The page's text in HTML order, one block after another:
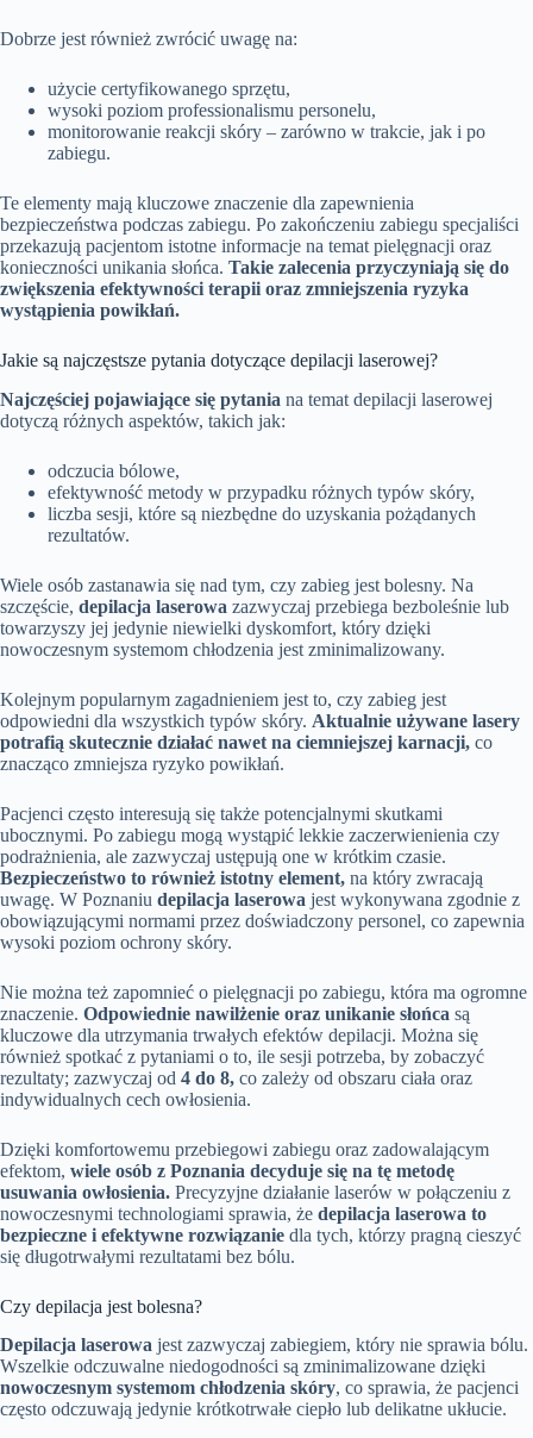
Dobrze jest również zwrócić uwagę na:
użycie certyfikowanego sprzętu,
wysoki poziom professionalismu personelu,
monitorowanie reakcji skóry – zarówno w trakcie, jak i po
zabiegu.
Te elementy mają kluczowe znaczenie dla zapewnienia
bezpieczeństwa podczas zabiegu. Po zakończeniu zabiegu specjaliści
przekazują pacjentom istotne informacje na temat pielęgnacji oraz
konieczności unikania słońca. Takie zalecenia przyczyniają się do
zwiększenia efektywności terapii oraz zmniejszenia ryzyka
wystąpienia powikłań.
Jakie są najczęstsze pytania dotyczące depilacji laserowej?
Najczęściej pojawiające się pytania na temat depilacji laserowej
dotyczą różnych aspektów, takich jak:
odczucia bólowe,
efektywność metody w przypadku różnych typów skóry,
liczba sesji, które są niezbędne do uzyskania pożądanych
rezultatów.
Wiele osób zastanawia się nad tym, czy zabieg jest bolesny. Na
szczęście, depilacja laserowa zazwyczaj przebiega bezboleśnie lub
towarzyszy jej jedynie niewielki dyskomfort, który dzięki
nowoczesnym systemom chłodzenia jest zminimalizowany.
Kolejnym popularnym zagadnieniem jest to, czy zabieg jest
odpowiedni dla wszystkich typów skóry. Aktualnie używane lasery
potrafią skutecznie działać nawet na ciemniejszej karnacji, co
znacząco zmniejsza ryzyko powikłań.
Pacjenci często interesują się także potencjalnymi skutkami
ubocznymi. Po zabiegu mogą wystąpić lekkie zaczerwienienia czy
podrażnienia, ale zazwyczaj ustępują one w krótkim czasie.
Bezpieczeństwo to również istotny element, na który zwracają
uwagę. W Poznaniu depilacja laserowa jest wykonywana zgodnie z
obowiązującymi normami przez doświadczony personel, co zapewnia
wysoki poziom ochrony skóry.
Nie można też zapomnieć o pielęgnacji po zabiegu, która ma ogromne
znaczenie. Odpowiednie nawilżenie oraz unikanie słońca są
kluczowe dla utrzymania trwałych efektów depilacji. Można się
również spotkać z pytaniami o to, ile sesji potrzeba, by zobaczyć
rezultaty; zazwyczaj od 4 do 8, co zależy od obszaru ciała oraz
indywidualnych cech owłosienia.
Dzięki komfortowemu przebiegowi zabiegu oraz zadowalającym
efektom, wiele osób z Poznania decyduje się na tę metodę
usuwania owłosienia. Precyzyjne działanie laserów w połączeniu z
nowoczesnymi technologiami sprawia, że depilacja laserowa to
bezpieczne i efektywne rozwiązanie dla tych, którzy pragną cieszyć
się długotrwałymi rezultatami bez bólu.
Czy depilacja jest bolesna?
Depilacja laserowa jest zazwyczaj zabiegiem, który nie sprawia bólu.
Wszelkie odczuwalne niedogodności są zminimalizowane dzięki
nowoczesnym systemom chłodzenia skóry, co sprawia, że pacjenci
często odczuwają jedynie krótkotrwałe ciepło lub delikatne ukłucie.